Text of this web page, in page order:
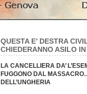
QUESTA E’ DESTRA
CHIEDERANNO ASILO
LA CANCELLIERA DA’
FUGGONO DAL
DELL’UNGHERIA